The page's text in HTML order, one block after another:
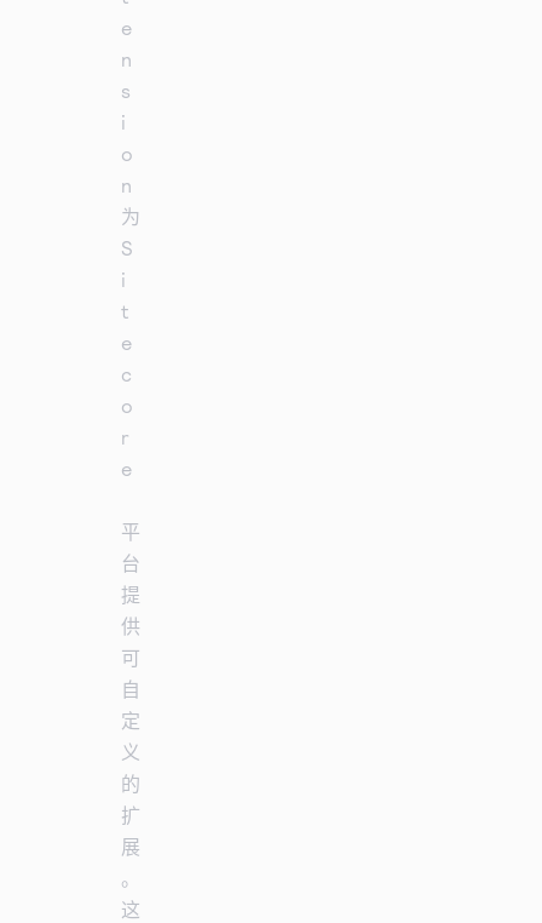
e
n
s
i
o
n
为
S
i
t
e
c
o
r
e
平
台
提
供
可
自
定
义
的
扩
展
。
这